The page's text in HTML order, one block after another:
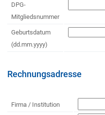
DPG-
Mitgliedsnummer
Geburtsdatum
(dd.mm.yyyy)
Rechnungsadresse
Firma / Institution